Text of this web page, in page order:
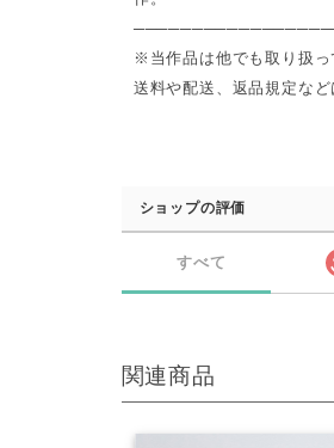
※当作品は他でも取り扱っ
送料や配送、返品規定な
ショップの評価
すべて
関連商品